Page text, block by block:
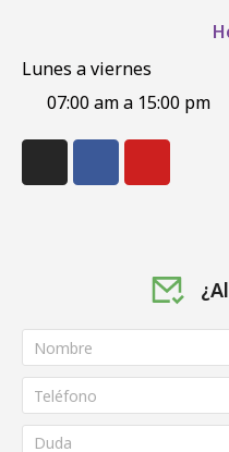
Lunes a viernes
07:00 am a 15:00 pm